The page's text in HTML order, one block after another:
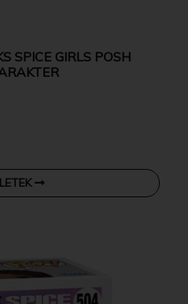
SPICE GIRLS POSH